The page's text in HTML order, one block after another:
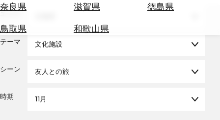
奈良県
滋賀県
徳島県
鳥取県
和歌山県
テ
を
エリア
テーマ 文化施設
シーン 友人との旅
時期 11月